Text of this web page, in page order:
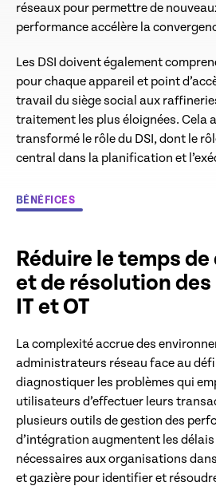
réseaux pour permettre de
performance accélère la
Les DSI doivent également
pour chaque appareil et point
travail du siège social aux
traitement les plus éloignées. Cela
transformé le rôle du DSI, dont le
central dans la planification et
BÉNÉFICES
Réduire le temps
et de résolution
IT et OT
La complexité accrue des
administrateurs réseau face au
diagnostiquer les problèmes qui
utilisateurs d’effectuer leurs
plusieurs outils de gestion des
d’intégration augmentent les
nécessaires aux organisations
et gazière pour identifier et